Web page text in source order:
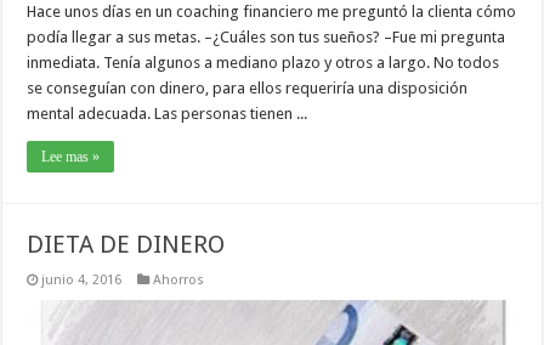
Hace unos días en un coaching financiero me preguntó la clienta cómo
podía llegar a sus metas. –¿Cuáles son tus sueños? –Fue mi pregunta
inmediata. Tenía algunos a mediano plazo y otros a largo. No todos
se conseguían con dinero, para ellos requeriría una disposición
mental adecuada. Las personas tienen ...
Lee mas »
DIETA DE DINERO
junio 4, 2016 Ahorros